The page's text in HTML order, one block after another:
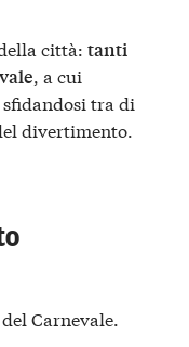
città: tanti
, a cui
tra di
divertimento.
del Carnevale.